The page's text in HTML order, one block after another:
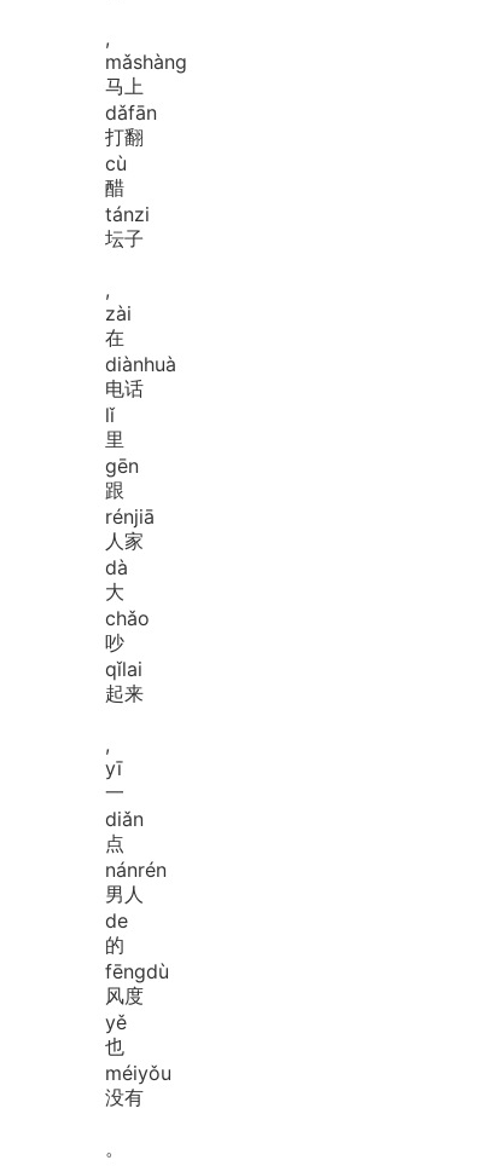
,
mǎshàng
马上
dǎfān
打翻
cù
醋
tánzi
坛子
,
zài
在
diànhuà
电话
lǐ
里
gēn
跟
rénjiā
人家
dà
大
chǎo
吵
qǐlai
起来
,
yī
一
diǎn
点
nánrén
男人
de
的
fēngdù
风度
yě
也
méiyǒu
没有
。